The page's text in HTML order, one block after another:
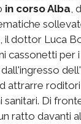
in corso Alba ,
il dottor Luca
cassonetti per
attrarre
sanitari. Di
ratto davanti